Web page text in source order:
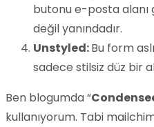
butonu e-posta alanı
değil yanındadır.
Unstyled:Bu form
sadece stilsiz düz bir
Ben blogumda “
kullanıyorum. Tabi